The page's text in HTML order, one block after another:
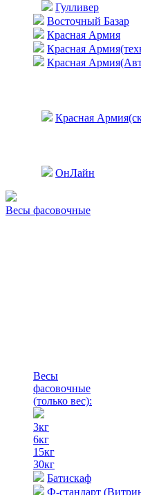
Гулливер
Восточный Базар
Красная Армия
Красная
Красная
Красная
ОнЛайн
Весы фасовочные
Весы
фасовочные
(только вес):
3кг
6кг
15кг
30кг
Батискаф
Ф-стандарт